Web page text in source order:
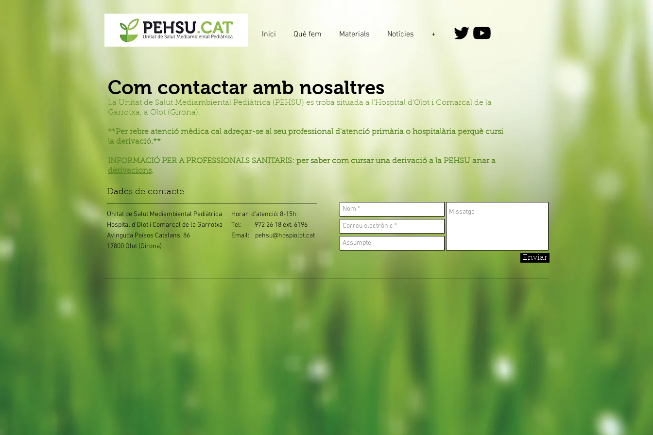
Inici Què fem Materials Notícies +
Com contactar amb nosaltres
La Unitat de Salut Mediambiental Pediàtrica (PEHSU) es troba situada a l'Hospital d'Olot i Comarcal de la
Garrotxa, a Olot (Girona).
**Per rebre atenció mèdica cal adreçar-se al seu professional d'atenció primària o hospitalària perquè cursi
la derivació.**
INFORMACIÓ PER A PROFESSIONALS SANITARIS: per saber com cursar una derivació a la PEHSU anar a
derivacions.
Dades de contacte
Unitat de Salut Mediambiental Pediàtrica
Hospital d'Olot i Comarcal de la Garrotxa
Avinguda Països Catalans, 86
17800 Olot (Girona)
Horari d'atenció: 8-15h.
Tel: 972 26 18 ext. 6196
Email: pehsu@hospiolot.cat
Enviar